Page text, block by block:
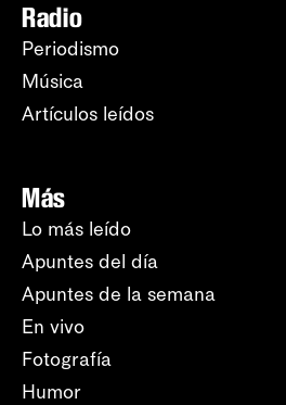
Radio
Periodismo
Música
Artículos leídos
Más
Lo más leído
Apuntes del día
Apuntes de la semana
En vivo
Fotografía
Humor